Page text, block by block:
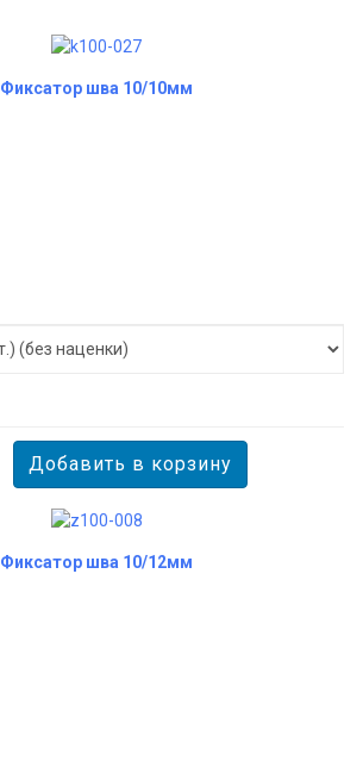
Фиксатор шва 10/10мм
Фиксатор шва 10/12мм